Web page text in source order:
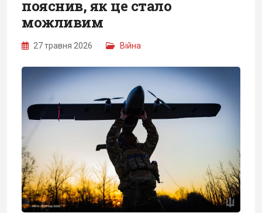
пояснив, як це стало
можливим
27 травня 2026 Війна